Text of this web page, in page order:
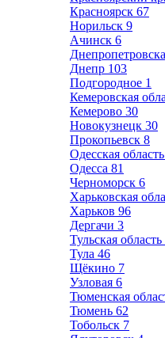
Красноярск 67
Норильск 9
Ачинск 6
Днепр 103
Подгородное 1
Кемеровская
Кемерово 30
Новокузнецк 30
Прокопьевск 8
Одесская область
Одесса 81
Черноморск 6
Харьковская
Харьков 96
Дергачи 3
Тульская область
Тула 46
Щёкино 7
Узловая 6
Тюменская
Тюмень 62
Тобольск 7